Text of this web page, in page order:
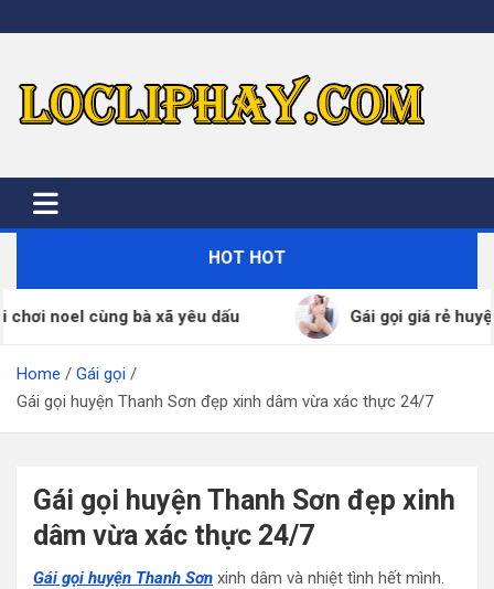
to
HOT HOT
noel cùng bà xã yêu dấu Gái gọi giá rẻ huyện
Home
Gái gọi
Gái gọi huyện Thanh Sơn đẹp xinh dâm vừa xác thực 24/7
Gái gọi huyện Thanh Sơn đẹp xinh
dâm vừa xác thực 24/7
Gái gọi huyện Thanh Sơn xinh dâm và nhiệt tình hết mình.